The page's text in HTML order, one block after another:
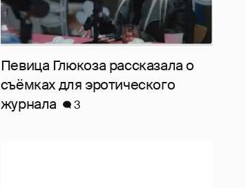
Певица Глюкоза рассказала о
съёмках для эротического
журнала
3